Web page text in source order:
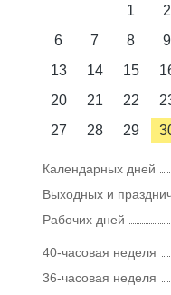
1
2
6
7 8 9
13
14 15
20
21 22
27
28 29
Календарных дней
Выходных и
Рабочих дней
40-часовая неделя
36-часовая неделя